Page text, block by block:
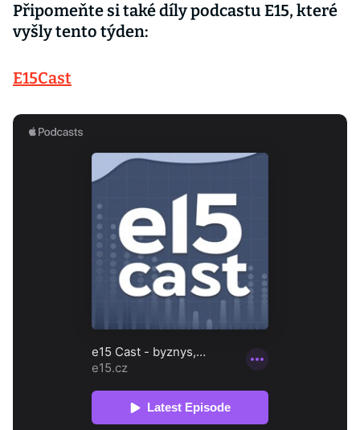
Připomeňte si také díly podcastu E15, které
vyšly tento týden:
E15Cast